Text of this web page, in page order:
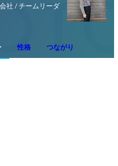
社 / チームリーダ
性格 つながり